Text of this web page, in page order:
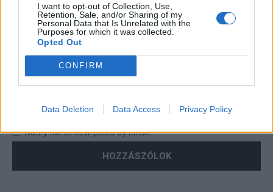
I want to opt-out of Collection, Use,
Retention, Sale, and/or Sharing of my
Personal Data that Is Unrelated with the
Purposes for which it was collected.
Opted Out
CONFIRM
Data Deletion Data Access Privacy Policy
Save my name, email, and website in this browser for the
Notify me of new posts by email.